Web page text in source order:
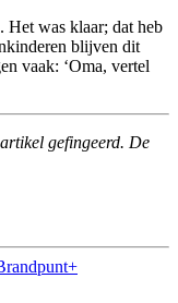
Het was klaar; dat heb
blijven dit
vaak: ‘Oma, vertel
gefingeerd. De